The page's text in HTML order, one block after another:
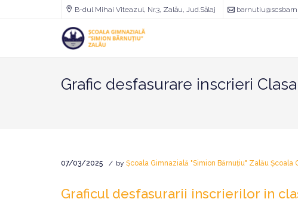
B-dul Mihai Viteazul, Nr.3, Zalău, Jud.Sălaj
Școala
Gimnazială
"Simion
Grafic desfasurare inscrieri
07/03/2025 by Școala Gimnazială "Simion Bărnuțiu" Zalău Școala
Graficul desfasurarii inscrierilor in